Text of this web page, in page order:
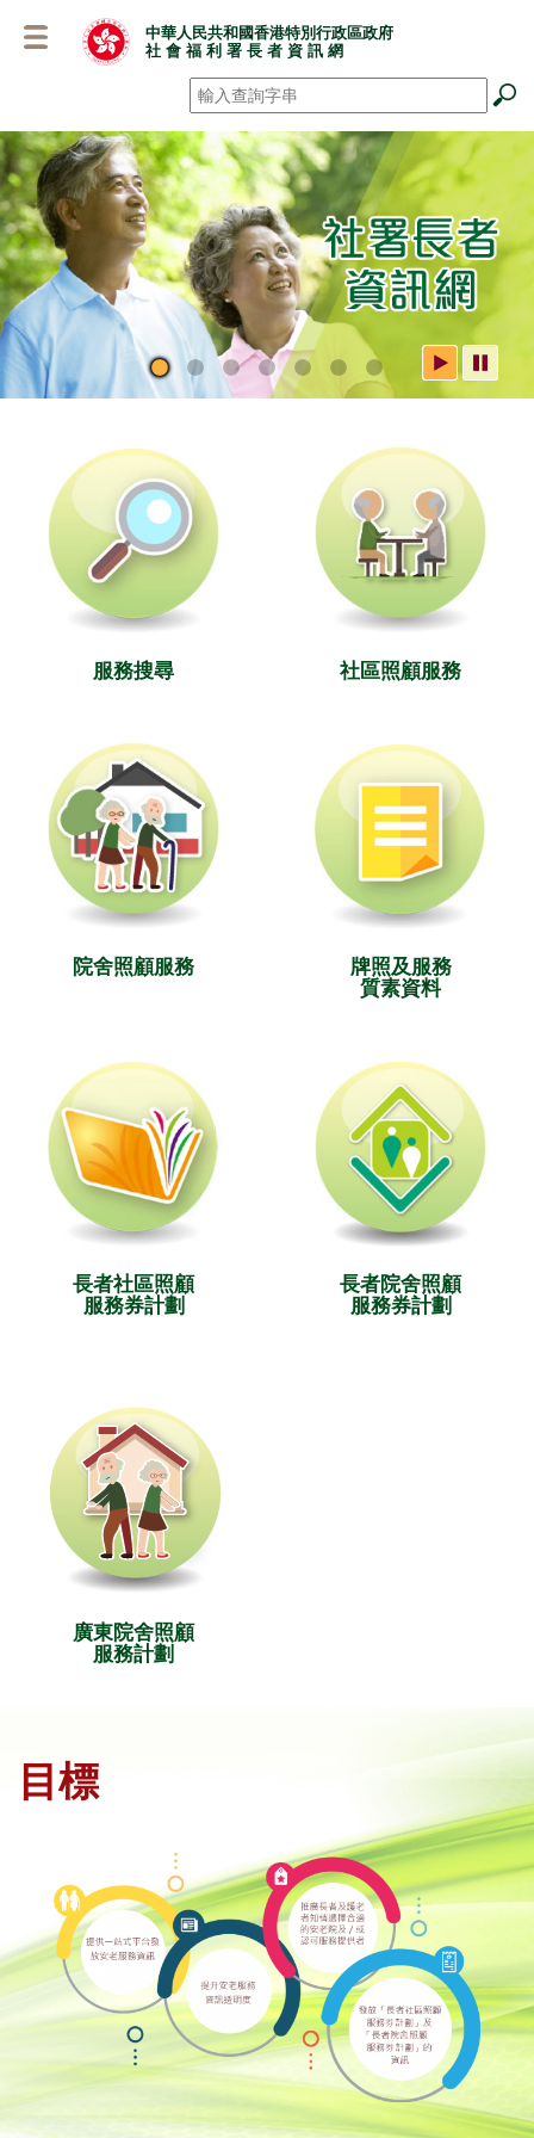
容
中華人民共和國香港特別行政區政府
社 會 福 利 署 長 者 資 訊 網
搜尋 *
社署長者資訊網
服務搜尋 社區照顧服務
院舍照顧服務
牌照及服務
質素資料
長者社區照顧
服務券計劃
長者院舍照顧
服務券計劃
廣東院舍照顧
服務計劃
目標